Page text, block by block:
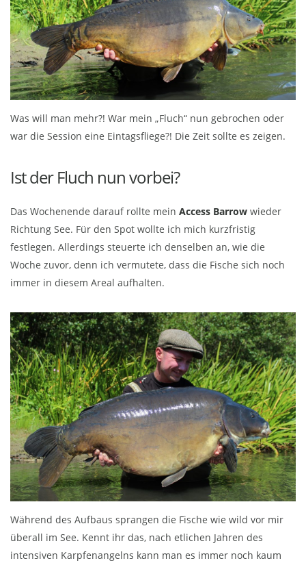
Was will man mehr?! War mein „Fluch“ nun gebrochen oder
war die Session eine Eintagsfliege?! Die Zeit sollte es zeigen.
Ist der Fluch nun vorbei?
Das Wochenende darauf rollte mein Access Barrow wieder
Richtung See. Für den Spot wollte ich mich kurzfristig
festlegen. Allerdings steuerte ich denselben an, wie die
Woche zuvor, denn ich vermutete, dass die Fische sich noch
immer in diesem Areal aufhalten.
Während des Aufbaus sprangen die Fische wie wild vor mir
überall im See. Kennt ihr das, nach etlichen Jahren des
intensiven Karpfenangelns kann man es immer noch kaum